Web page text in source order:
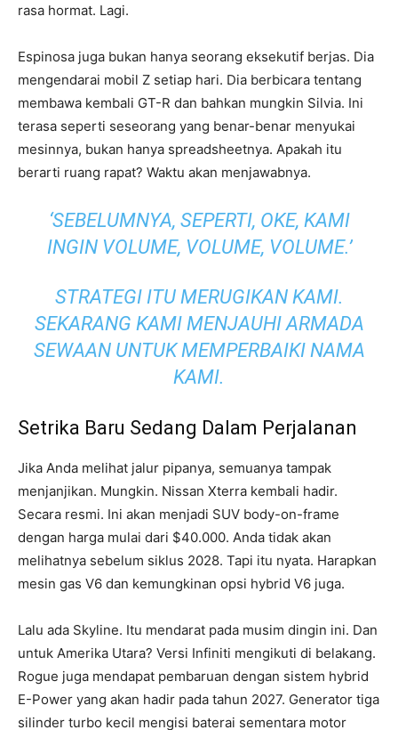
rasa hormat. Lagi.
Espinosa juga bukan hanya seorang eksekutif berjas. Dia
mengendarai mobil Z setiap hari. Dia berbicara tentang
membawa kembali GT-R dan bahkan mungkin Silvia. Ini
terasa seperti seseorang yang benar-benar menyukai
mesinnya, bukan hanya spreadsheetnya. Apakah itu
berarti ruang rapat? Waktu akan menjawabnya.
‘SEBELUMNYA, SEPERTI, OKE, KAMI
INGIN VOLUME, VOLUME, VOLUME.’
STRATEGI ITU MERUGIKAN KAMI.
SEKARANG KAMI MENJAUHI ARMADA
SEWAAN UNTUK MEMPERBAIKI NAMA
KAMI.
Setrika Baru Sedang Dalam Perjalanan
Jika Anda melihat jalur pipanya, semuanya tampak
menjanjikan. Mungkin. Nissan Xterra kembali hadir.
Secara resmi. Ini akan menjadi SUV body-on-frame
dengan harga mulai dari $40.000. Anda tidak akan
melihatnya sebelum siklus 2028. Tapi itu nyata. Harapkan
mesin gas V6 dan kemungkinan opsi hybrid V6 juga.
Lalu ada Skyline. Itu mendarat pada musim dingin ini. Dan
untuk Amerika Utara? Versi Infiniti mengikuti di belakang.
Rogue juga mendapat pembaruan dengan sistem hybrid
E-Power yang akan hadir pada tahun 2027. Generator tiga
silinder turbo kecil mengisi baterai sementara motor